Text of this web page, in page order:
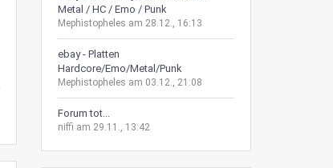
Metal / HC / Emo / Punk
Mephistopheles am 28.12., 16:13
ebay - Platten
Hardcore/Emo/Metal/Punk
Mephistopheles am 03.12., 21:08
Forum tot...
niffi am 29.11., 13:42